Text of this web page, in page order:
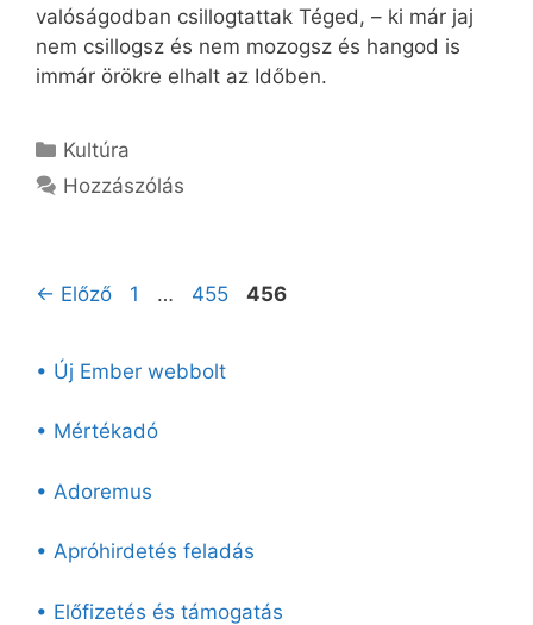
valóságodban csillogtattak Téged, – ki már jaj
nem csillogsz és nem mozogsz és hangod is
immár örökre elhalt az Időben.
Kategória
Kultúra
Hozzászólás
← Előző Oldal
1 … Oldal
455 Oldal
456
• Új Ember webbolt
• Mértékadó
• Adoremus
• Apróhirdetés feladás
• Előfizetés és támogatás